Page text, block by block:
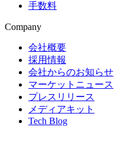
手数料
Company
会社概要
採用情報
会社からのお知らせ
マーケットニュース
プレスリリース
メディアキット
Tech Blog